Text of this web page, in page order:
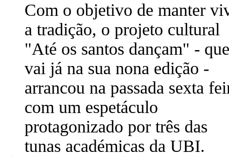
Com o objetivo de manter
a tradição, o projeto cultural
"Até os santos dançam" - que
vai já na sua nona edição -
arrancou na passada sexta
com um espetáculo
protagonizado por três das
tunas académicas da UBI.